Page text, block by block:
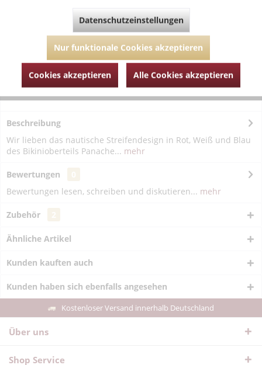
Artikel-Nr.: PANSW1372-Navy-Stripe-75-F
Beschreibung
Wir lieben das nautische Streifendesign in Rot, Weiß und Blau
des Bikinioberteils Panache... mehr
Bewertungen
Bewertungen lesen, schreiben und diskutieren... mehr
Zubehör
Ähnliche Artikel
Kunden kauften auch
Kunden haben sich ebenfalls angesehen
Kostenloser Versand innerhalb Deutschland
Über uns
Shop Service
Datenschutzeinstellungen
Nur funktionale Cookies akzeptieren
Cookies akzeptieren Alle Cookies akzeptieren